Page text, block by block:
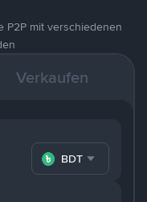
P2P mit verschiedenen
Verkaufen
BDT